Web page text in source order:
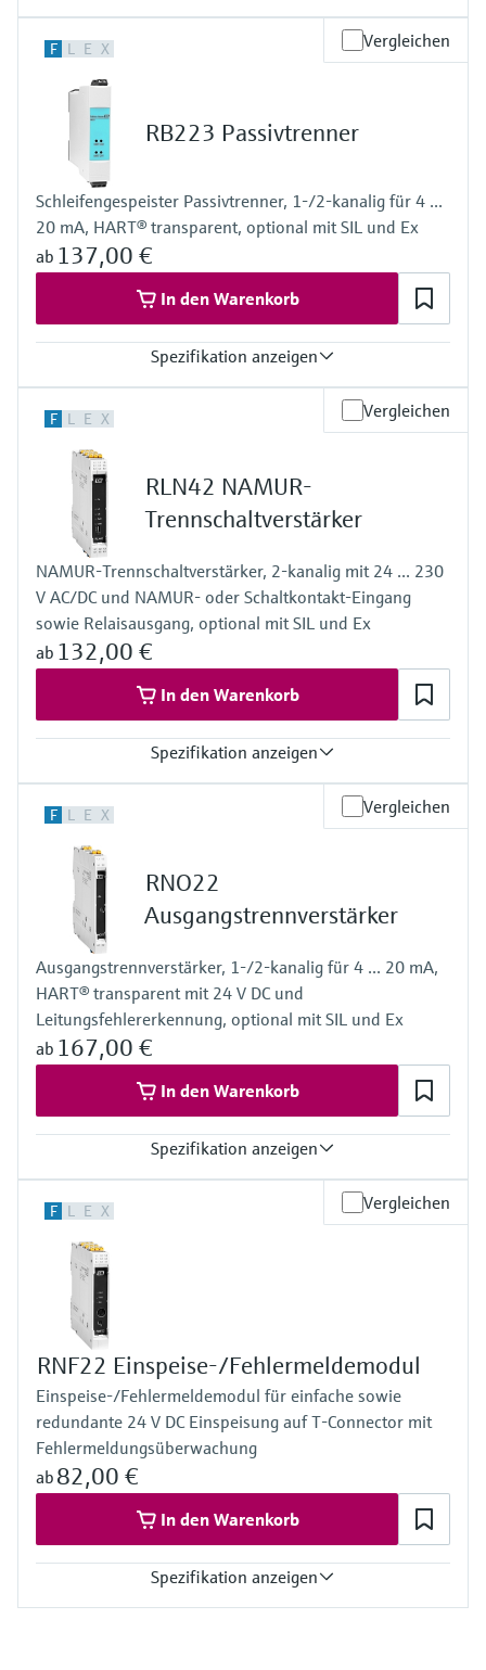
24...28 V DC
Spannungsversorgung
100…240 V AC/DC
F L E X Vergleichen
RB223 Passivtrenner
Schleifengespeister Passivtrenner, 1-/2-kanalig für 4 ...
20 mA, HART® transparent, optional mit SIL und Ex
ab 137,00 €
In den Warenkorb
Spezifikation anzeigen
2 x Analog 4...20 mA
Ausgang
2 x Analog 4...20 mA
F L E X Vergleichen
RLN42 NAMUR-
Trennschaltverstärker
NAMUR-Trennschaltverstärker, 2-kanalig mit 24 ... 230
V AC/DC und NAMUR- oder Schaltkontakt-Eingang
sowie Relaisausgang, optional mit SIL und Ex
ab 132,00 €
In den Warenkorb
Spezifikation anzeigen
NAMUR
sperrend: < 1,2 mA
leitend: > 2,1 mA
Ausgang
Relaiskontakt
Spannungsversorgung
20...250 V AC/DC
F L E X Vergleichen
RNO22
Ausgangstrennverstärker
Ausgangstrennverstärker, 1-/2-kanalig für 4 ... 20 mA,
HART® transparent mit 24 V DC und
Leitungsfehlererkennung, optional mit SIL und Ex
ab 167,00 €
In den Warenkorb
Spezifikation anzeigen
0/4…20 mA / HART
Ausgang
0/4…20 mA / HART
Spannungsversorgung
24 V DC
F L E X Vergleichen
RNF22 Einspeise-/Fehlermeldemodul
Einspeise-/Fehlermeldemodul für einfache sowie
redundante 24 V DC Einspeisung auf T-Connector mit
Fehlermeldungsüberwachung
ab 82,00 €
In den Warenkorb
Spezifikation anzeigen